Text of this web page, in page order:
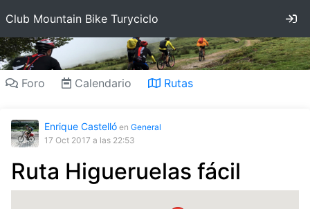
Club Mountain Bike Turyciclo
Foro Calendario Rutas
Enrique Castelló en General
17 Oct 2017 a las 22:53
Ruta Higueruelas fácil